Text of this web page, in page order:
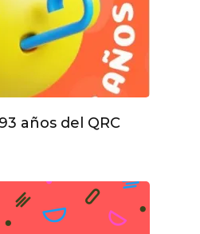
años del QRC